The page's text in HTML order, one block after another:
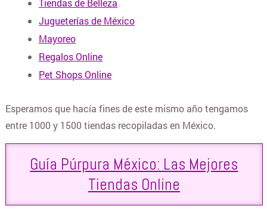
COSMÉTICOS Y BELLEZA
COMPUTACION
CUPONERAS DE DESCUENTOS
CURSOS Y TALLERES
Jugueterías de México
Mayoreo
Regalos Online
Pet Shops Online
Esperamos que hacía fines de este mismo año tengamos
entre 1000 y 1500 tiendas recopiladas en México.
Guía Púrpura México: Las Mejores
Tiendas Online